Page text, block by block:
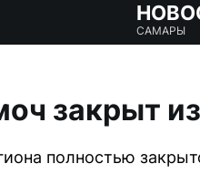
САМАРЫ
закрыт
полностью